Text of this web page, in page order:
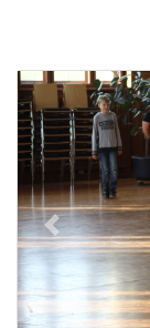
Previous